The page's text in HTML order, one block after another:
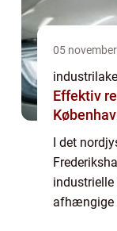
05
Effektiv
I det
industrielle
afhængige